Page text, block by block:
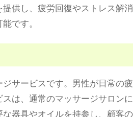
供し、疲労回復やストレス解
です。
サービスです。男性が日常の
は、通常のマッサージサロン
器具やオイルを持参し、顧客